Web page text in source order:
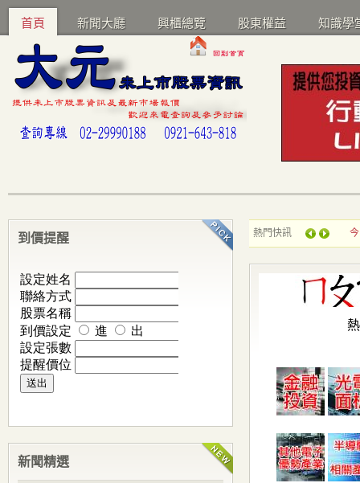
首頁 新聞大廳 興櫃總覽 股東權益 知識學
熱門快訊
到價提醒
新聞精選